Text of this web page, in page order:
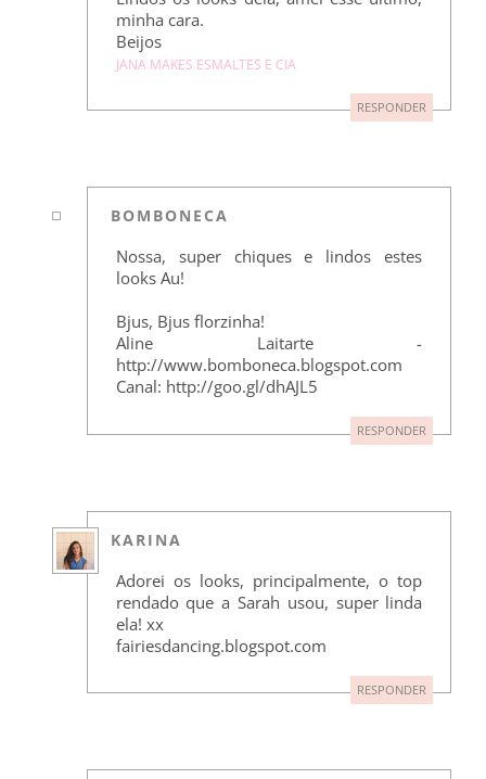
minha cara.
Beijos
JANA MAKES ESMALTES E CIA
RESPONDER
BOMBONECA
Nossa, super chiques e lindos estes
looks Au!
Bjus, Bjus florzinha!
Aline Laitarte -
http://www.bomboneca.blogspot.com
Canal: http://goo.gl/dhAJL5
RESPONDER
KARINA
Adorei os looks, principalmente, o top
rendado que a Sarah usou, super linda
ela! xx
fairiesdancing.blogspot.com
RESPONDER